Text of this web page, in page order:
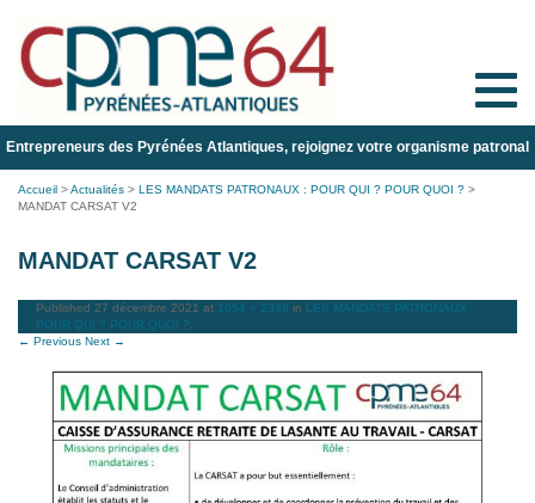
Toggle
Entrepreneurs des Pyrénées Atlantiques, rejoignez votre organisme patronal
Accueil >Actualités > LES MANDATS PATRONAUX : POUR QUI ? POUR QUOI ? >
MANDAT CARSAT V2
MANDAT CARSAT V2
Published 27 décembre 2021 at 1654 × 2339 in LES MANDATS PATRONAUX :
POUR QUI ? POUR QUOI ?
← Previous Next →